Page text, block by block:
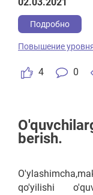
Подробно
4 0
Повышение
berish.
qo'yilishi